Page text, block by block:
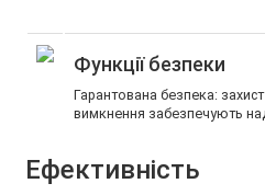
Функції безпеки
Гарантована безпека: захист
вимкнення забезпечують
Ефективність